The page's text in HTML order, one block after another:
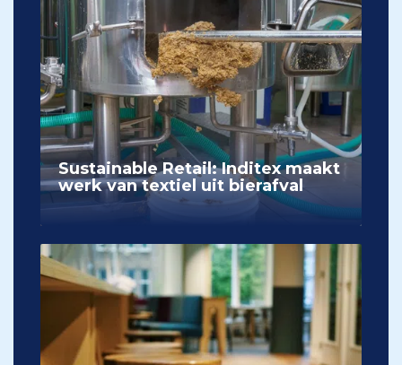
Sustainable Retail: Inditex maakt
werk van textiel uit bierafval